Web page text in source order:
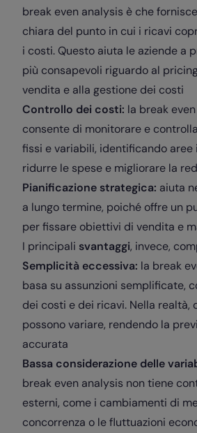
break even analysis è che
chiara del punto in cui i ricavi
i costi. Questo aiuta le aziende a
più consapevoli riguardo al
vendita e alla gestione dei costi
Controllo dei costi: la break
consente di monitorare e
fissi e variabili, identificando aree
ridurre le spese e migliorare la
Pianificazione strategica: aiuta
a lungo termine, poiché offre un
per fissare obiettivi di vendita e
I principali svantaggi, invece,
Semplicità eccessiva: la break
basa su assunzioni semplificate,
dei costi e dei ricavi. Nella realtà,
possono variare, rendendo la
accurata
Bassa considerazione delle
break even analysis non tiene
esterni, come i cambiamenti di
concorrenza o le fluttuazioni